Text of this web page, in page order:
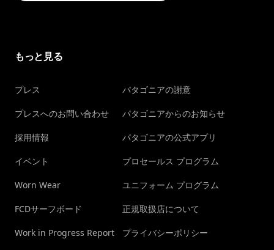
もっと見る
プレス
プレスへのお問い合わせ
採用情報
イベント
Worn Wear
FCDサーフボード
Work in Progress Report
パタゴニアの謝意
パタゴニアからのお知らせ
パタゴニアの公式アプリ
プロセールス プログラム
ユニフォーム プログラム
正規取扱店について
プライバシーポリシー